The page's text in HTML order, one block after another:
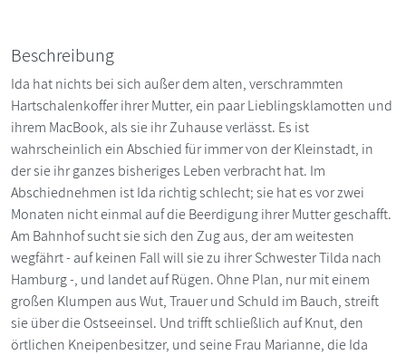
Beschreibung
Ida hat nichts bei sich außer dem alten, verschrammten
Hartschalenkoffer ihrer Mutter, ein paar Lieblingsklamotten und
ihrem MacBook, als sie ihr Zuhause verlässt. Es ist
wahrscheinlich ein Abschied für immer von der Kleinstadt, in
der sie ihr ganzes bisheriges Leben verbracht hat. Im
Abschiednehmen ist Ida richtig schlecht; sie hat es vor zwei
Monaten nicht einmal auf die Beerdigung ihrer Mutter geschafft.
Am Bahnhof sucht sie sich den Zug aus, der am weitesten
wegfährt - auf keinen Fall will sie zu ihrer Schwester Tilda nach
Hamburg -, und landet auf Rügen. Ohne Plan, nur mit einem
großen Klumpen aus Wut, Trauer und Schuld im Bauch, streift
sie über die Ostseeinsel. Und trifft schließlich auf Knut, den
örtlichen Kneipenbesitzer, und seine Frau Marianne, die Ida